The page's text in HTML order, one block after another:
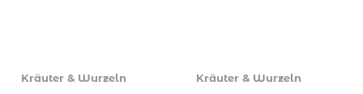
Kräuter & Wurzeln Kräuter & Wurzeln